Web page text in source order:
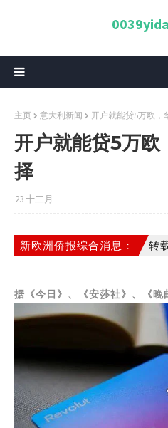
主页 意大利新闻 开户就能贷5万欧，
开户就能贷5万欧
择
23 十二月
新欧洲侨报综合消息： 转
据《今日》、《安莎社》、《晚